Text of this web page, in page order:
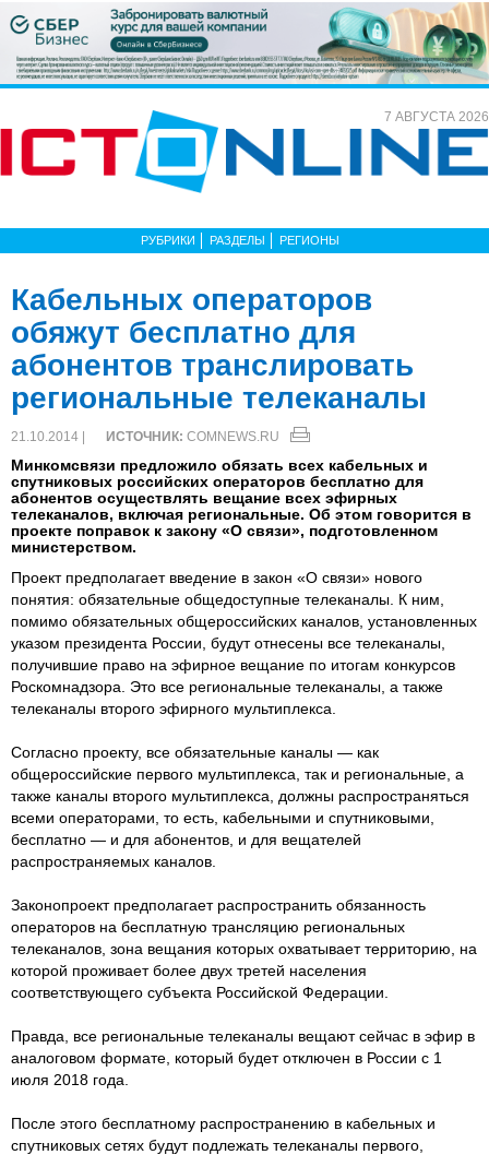
7 АВГУСТА 2026
РУБРИКИ РАЗДЕЛЫ РЕГИОНЫ
Кабельных операторов
обяжут бесплатно для
абонентов транслировать
региональные телеканалы
21.10.2014 | ИСТОЧНИК: COMNEWS.RU
Минкомсвязи предложило обязать всех кабельных и
спутниковых российских операторов бесплатно для
абонентов осуществлять вещание всех эфирных
телеканалов, включая региональные. Об этом говорится в
проекте поправок к закону «О связи», подготовленном
министерством.
Проект предполагает введение в закон «О связи» нового
понятия: обязательные общедоступные телеканалы. К ним,
помимо обязательных общероссийских каналов, установленных
указом президента России, будут отнесены все телеканалы,
получившие право на эфирное вещание по итогам конкурсов
Роскомнадзора. Это все региональные телеканалы, а также
телеканалы второго эфирного мультиплекса.
Согласно проекту, все обязательные каналы — как
общероссийские первого мультиплекса, так и региональные, а
также каналы второго мультиплекса, должны распространяться
всеми операторами, то есть, кабельными и спутниковыми,
бесплатно — и для абонентов, и для вещателей
распространяемых каналов.
Законопроект предполагает распространить обязанность
операторов на бесплатную трансляцию региональных
телеканалов, зона вещания которых охватывает территорию, на
которой проживает более двух третей населения
соответствующего субъекта Российской Федерации.
Правда, все региональные телеканалы вещают сейчас в эфир в
аналоговом формате, который будет отключен в России с 1
июля 2018 года.
После этого бесплатному распространению в кабельных и
спутниковых сетях будут подлежать телеканалы первого,